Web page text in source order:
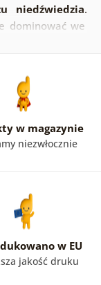
niedźwiedzia.
dominować we
luksusowego
ze słuchawkami
obrazu.
nie musisz
w magazynie
niezwłocznie
w EU
jakość druku